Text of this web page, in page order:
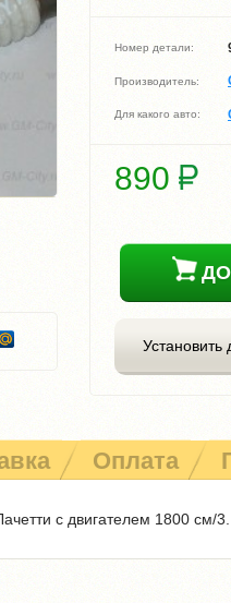
Номер детали:
Производитель:
Для какого авто:
890
Установить
Оплата
с двигателем 1800 см/3.